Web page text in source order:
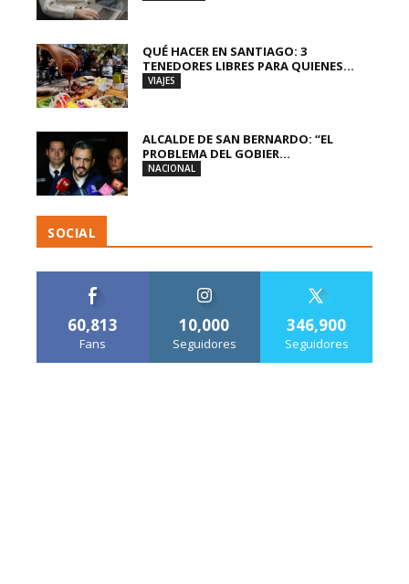
QUÉ HACER EN SANTIAGO: 3
TENEDORES LIBRES PARA QUIENES...
VIAJES
ALCALDE DE SAN BERNARDO: “EL
PROBLEMA DEL GOBIER...
NACIONAL
SOCIAL
60,813
Fans
10,000
Seguidores
346,900
Seguidores